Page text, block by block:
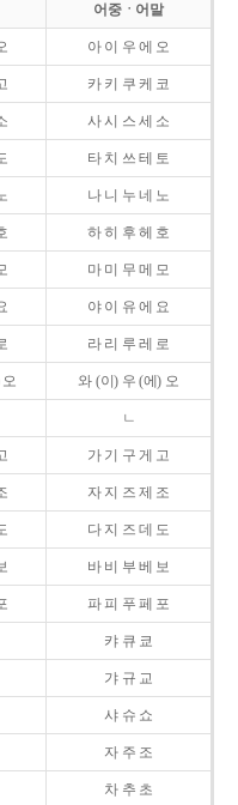
어중ㆍ어말
아 이 우 에 오
카 키 쿠 케 코
사 시 스 세 소
타 치 쓰 테 토
나 니 누 네 노
하 히 후 헤 호
마 미 무 메 모
야 이 유 에 요
라 리 루 레 로
와 (이) 우 (에) 오
ㄴ
가 기 구 게 고
자 지 즈 제 조
다 지 즈 데 도
바 비 부 베 보
파 피 푸 페 포
캬 큐 쿄
갸 규 교
샤 슈 쇼
자 주 조
차 추 초